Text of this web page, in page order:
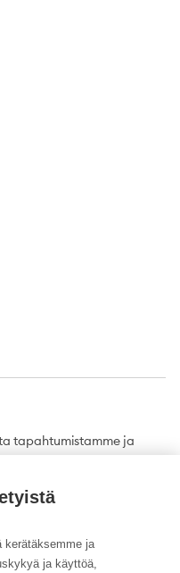
tapahtumistamme ja
kerätäksemme ja
ja käyttöä,